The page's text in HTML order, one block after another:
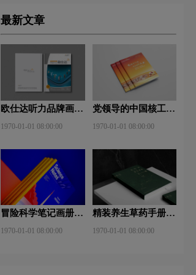
最新文章
欧仕达听力品牌画册
1970-01-01 08:00:00
党领导的中国核工业
1970-01-01 08:00:00
冒险科学笔记画册设
1970-01-01 08:00:00
精装养生草药手册设
1970-01-01 08:00:00